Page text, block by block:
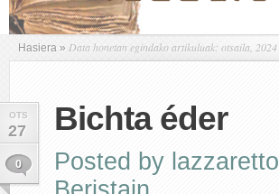
Hasiera » Data honetan egindako artikuluak: otsaila, 2024
OTS
27
0
Bichta éder
Posted by lazzaretto